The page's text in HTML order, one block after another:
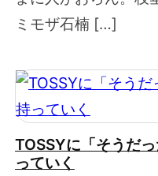
ミモザ石楠 […]
TOSSYに「そうだ
っていく